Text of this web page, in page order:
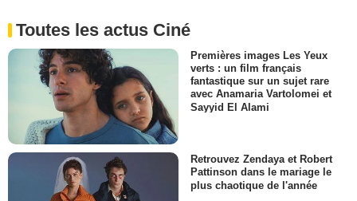
Toutes les actus Ciné
Premières images Les Yeux
verts : un film français
fantastique sur un sujet rare
avec Anamaria Vartolomei et
Sayyid El Alami
Retrouvez Zendaya et Robert
Pattinson dans le mariage le
plus chaotique de l'année